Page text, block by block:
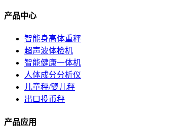
产品中心
智能身高体重秤
超声波体检机
智能健康一体机
人体成分分析仪
儿童秤/婴儿秤
出口投币秤
产品应用